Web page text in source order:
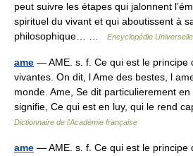
peut suivre les étapes qui jalonnent
spirituel du vivant et qui aboutissent à
philosophique… …
Encyclopédie Universelle
ame — AME. s. f. Ce qui est le principe
vivantes. On dit, l Ame des bestes, l
monde. Ame, Se dit particulierement
signifie, Ce qui est en luy, qui le rend
Dictionnaire de l'Académie française
ame — AME. s. f. Ce qui est le principe